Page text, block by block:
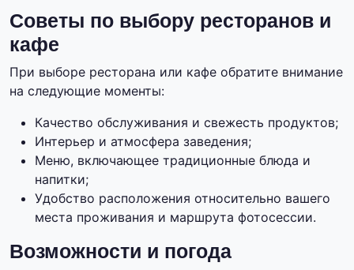
Советы по выбору ресторанов и
кафе
При выборе ресторана или кафе обратите внимание
на следующие моменты:
Качество обслуживания и свежесть продуктов;
Интерьер и атмосфера заведения;
Меню, включающее традиционные блюда и
напитки;
Удобство расположения относительно вашего
места проживания и маршрута фотосессии.
Возможности и погода